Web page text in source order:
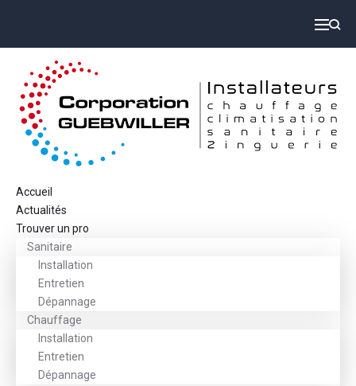
Accueil
Actualités
Trouver un pro
Sanitaire
Installation
Entretien
Dépannage
Chauffage
Installation
Entretien
Dépannage